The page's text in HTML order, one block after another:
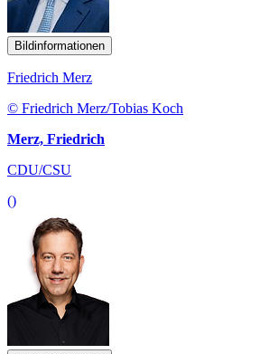
Bildinformationen
Friedrich Merz
© Friedrich Merz/Tobias Koch
Merz, Friedrich
CDU/CSU
()